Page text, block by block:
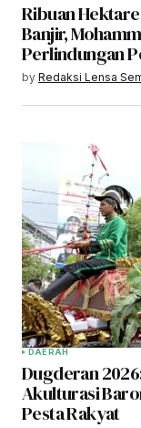
Ribuan
Banjir,
Perlindungan
by Redaksi Lensa
DAERAH
Dugderan
Akulturasi
Pesta Rakyat